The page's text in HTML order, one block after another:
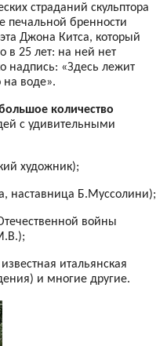
страданий скульптора
бренности
Джона Китса, который
в 25 лет: на ней нет
надпись: «Здесь лежит
на воде».
количество
с удивительными
художник);
наставница Б.Муссолини);
войны
итальянская
и многие другие.